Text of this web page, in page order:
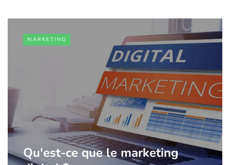
MARKETING
Qu'est-ce que le marketing